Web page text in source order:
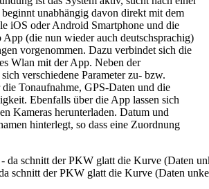
unabhängig davon direkt mit dem
iOS oder Android Smartphone und die
(die nun wieder auch deutschsprachig)
vorgenommen. Dazu verbindet sich die
Wlan mit der App. Neben der
verschiedene Parameter zu- bzw.
Tonaufnahme, GPS-Daten und die
Ebenfalls über die App lassen sich
Kameras herunterladen. Datum und
hinterlegt, so dass eine Zuordnung
schnitt der PKW glatt die Kurve (Daten